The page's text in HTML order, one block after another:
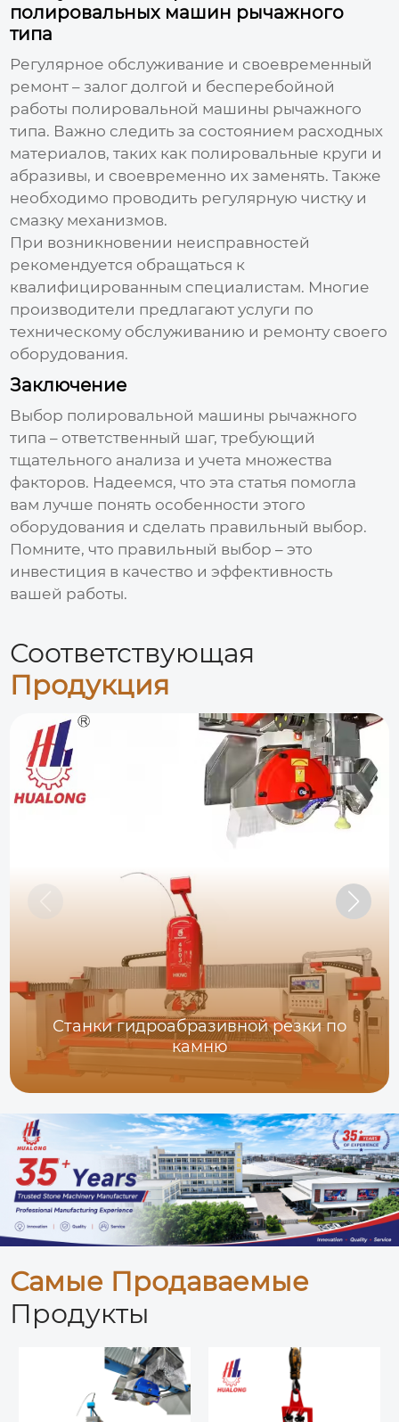
полировальных машин рычажного
типа
Регулярное обслуживание и своевременный
ремонт – залог долгой и бесперебойной
работы полировальной машины рычажного
типа. Важно следить за состоянием расходных
материалов, таких как полировальные круги и
абразивы, и своевременно их заменять. Также
необходимо проводить регулярную чистку и
смазку механизмов.
При возникновении неисправностей
рекомендуется обращаться к
квалифицированным специалистам. Многие
производители предлагают услуги по
техническому обслуживанию и ремонту своего
оборудования.
Заключение
Выбор полировальной машины рычажного
типа – ответственный шаг, требующий
тщательного анализа и учета множества
факторов. Надеемся, что эта статья помогла
вам лучше понять особенности этого
оборудования и сделать правильный выбор.
Помните, что правильный выбор – это
инвестиция в качество и эффективность
вашей работы.
Соответствующая
Продукция
Станки гидроабразивной резки по
камню
Самые Продаваемые
Продукты